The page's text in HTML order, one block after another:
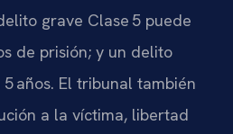
grave Clase 5 puede
de prisión; y un delito
años. El tribunal también
a la víctima, libertad